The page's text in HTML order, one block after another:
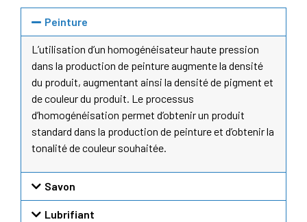
Peinture
L’utilisation d’un homogénéisateur haute pression
dans la production de peinture augmente la densité
du produit, augmentant ainsi la densité de pigment et
de couleur du produit. Le processus
d’homogénéisation permet d’obtenir un produit
standard dans la production de peinture et d’obtenir la
tonalité de couleur souhaitée.
Savon
Lubrifiant